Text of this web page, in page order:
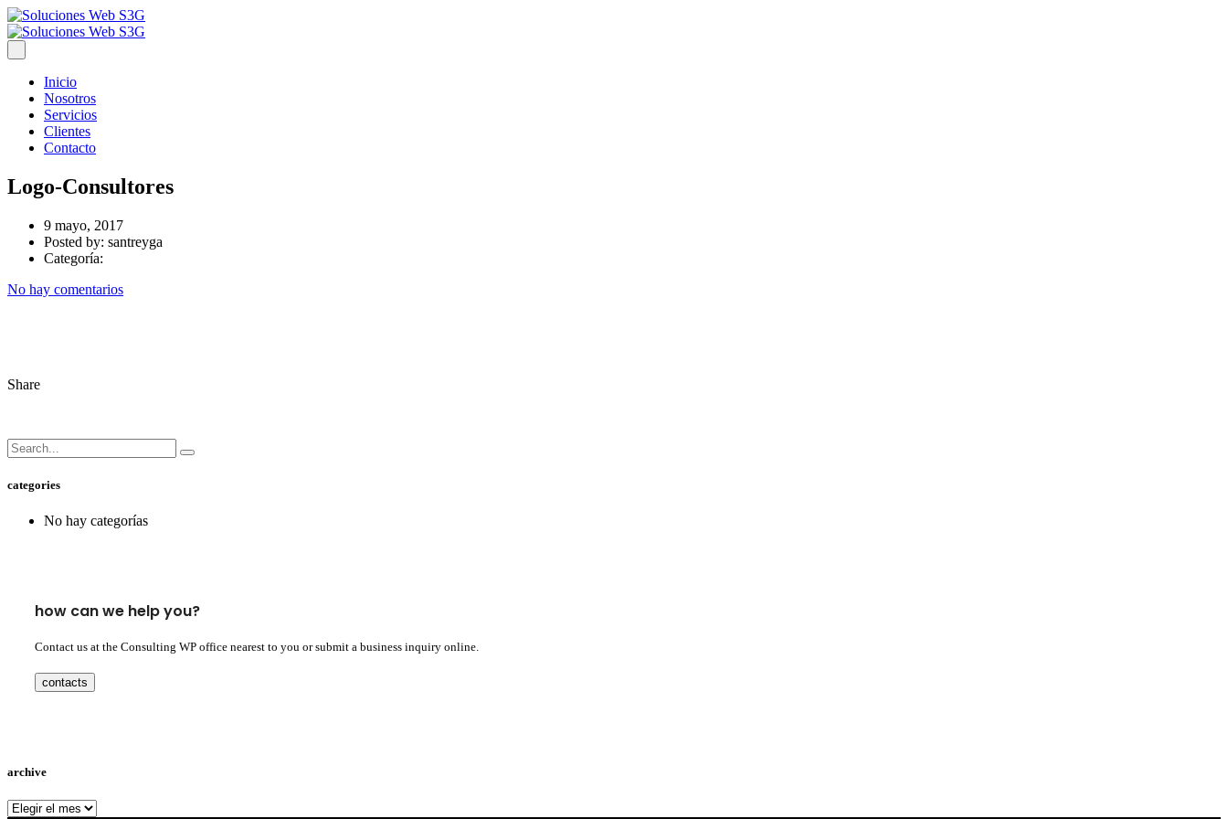
Inicio
Nosotros
Servicios
Clientes
Contacto
Logo-Consultores
9 mayo, 2017
Posted by: santreyga
Categoría:
No hay comentarios
Share
categories
No hay categorías
how can we help you?
Contact us at the Consulting WP office nearest to you or submit a business inquiry online.
contacts
archive
archive